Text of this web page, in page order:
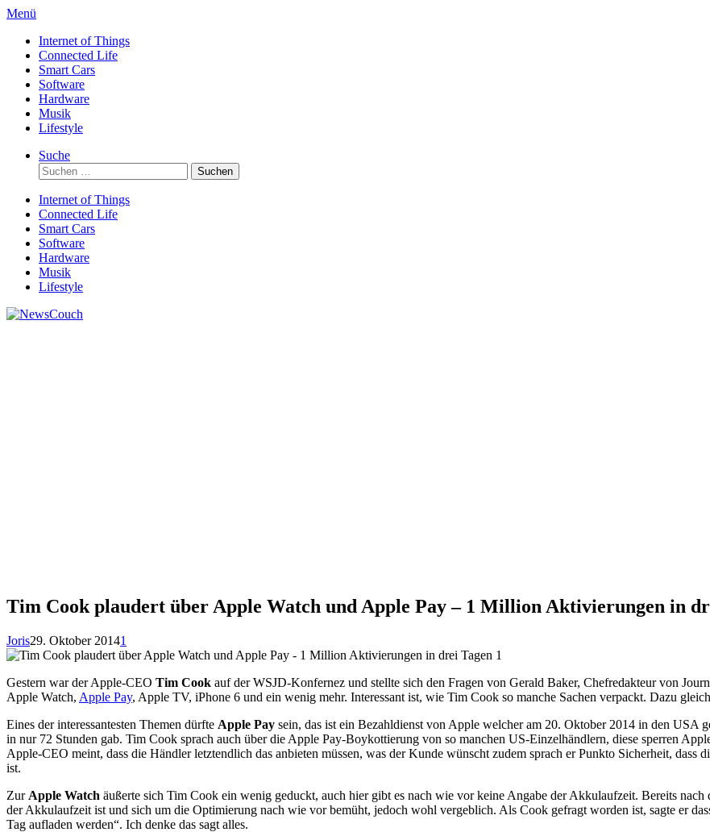
Direkt
Inhalt
Menü
Internet of Things
Connected Life
Smart Cars
Software
Hardware
Musik
Lifestyle
Suche
Suchen
nach:
Internet of Things
Connected Life
Smart Cars
Software
Hardware
Musik
Lifestyle
Tim Cook plaudert über Apple Watch und Apple Pay – 1 Million Aktivierungen in
Joris29. Oktober 20141
Gestern war der Apple-CEO Tim Cook auf der WSJD-Konfernez und stellte sich den Fragen von Gerald Baker, Chefredakteur von
Apple Watch, Apple Pay, Apple TV, iPhone 6 und ein wenig mehr. Interessant ist, wie Tim Cook so manche Sachen verpackt. Dazu
Eines der interessantesten Themen dürfte Apple Pay sein, das ist ein Bezahldienst von Apple welcher am 20. Oktober 2014 in den USA
in nur 72 Stunden gab. Tim Cook sprach auch über die Apple Pay-Boykottierung von so manchen US-Einzelhändlern, diese sperren
Apple-CEO meint, dass die Händler letztendlich das anbieten müssen, was der Kunde wünscht zudem sprach er Punkto Sicherheit, dass
ist.
Zur Apple Watch äußerte sich Tim Cook ein wenig geduckt, auch hier gibt es nach wie vor keine Angabe der Akkulaufzeit. Bereits
der Akkulaufzeit ist und sich um die Optimierung nach wie vor bemüht, jedoch wohl vergeblich. Als Cook gefragt worden ist, sagte er
Tag aufladen werden“. Ich denke das sagt alles.